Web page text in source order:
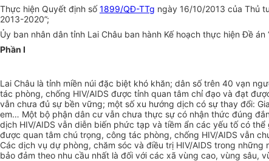
Thực hiện Quyết định số1899/QĐ-TTg ngày 16/10/2013 của Thủ
2013-2020”;
Ủy ban nhân dân tỉnh Lai Châu ban hành Kế hoạch thực hiện Đề
Phần I
Lai Châu là tỉnh miền núi đặc biệt khó khăn; dân số trên 40 vạn
tác phòng, chống HIV/AIDS được tỉnh quan tâm chỉ đạo và đạt
vẫn chưa đủ sự bền vững; một số xu hướng dịch có sự thay đổi:
em… Một bộ phận dân cư vẫn chưa thực sự có nhận thức đúng
dịch HIV/AIDS vẫn diễn biến phức tạp và tiềm ẩn các yếu tố có
được quan tâm chú trọng, công tác phòng, chống HIV/AIDS vẫn
Các dịch vụ dự phòng, chăm sóc và điều trị HIV/AIDS trong
bảo đảm theo nhu cầu nhất là đối với các xã vùng cao, vùng sâu,